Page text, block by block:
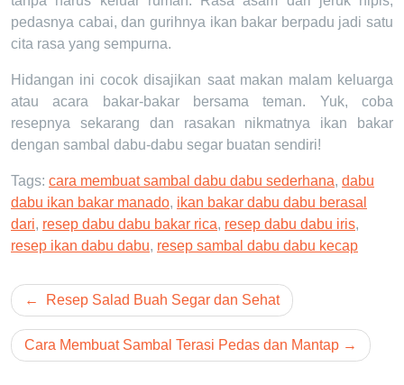
pedasnya cabai, dan gurihnya ikan bakar berpadu jadi satu
cita rasa yang sempurna.
Hidangan ini cocok disajikan saat makan malam keluarga
atau acara bakar-bakar bersama teman. Yuk, coba
resepnya sekarang dan rasakan nikmatnya ikan bakar
dengan sambal dabu-dabu segar buatan sendiri!
Tags: cara membuat sambal dabu dabu sederhana, dabu
dabu ikan bakar manado, ikan bakar dabu dabu berasal
dari, resep dabu dabu bakar rica, resep dabu dabu iris,
resep ikan dabu dabu, resep sambal dabu dabu kecap
Post
navigation
Resep Salad Buah Segar dan Sehat
Cara Membuat Sambal Terasi Pedas dan Mantap